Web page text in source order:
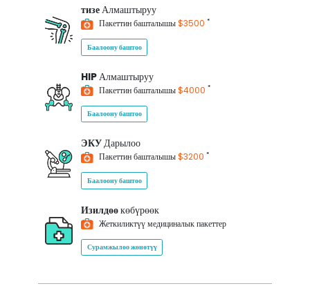
тизеАлмаштыруу
Пакеттин башталышы$3500 *
Баалоону баштоо
HIPАлмаштыруу
Пакеттин башталышы$4000 *
Баалоону баштоо
ЭКУДарылоо
Пакеттин башталышы$3200 *
Баалоону баштоо
Изилдөөкөбүрөөк
Жеткиликтүү медициналык пакеттер
Сурамжылоо жөнөтүү